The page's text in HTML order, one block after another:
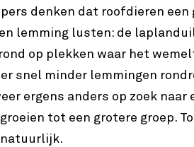
denken dat roofdieren
lemming lusten: de
op plekken waar het
snel minder lemmingen
ergens anders op zoek
tot een grotere groep.
natuurlijk.